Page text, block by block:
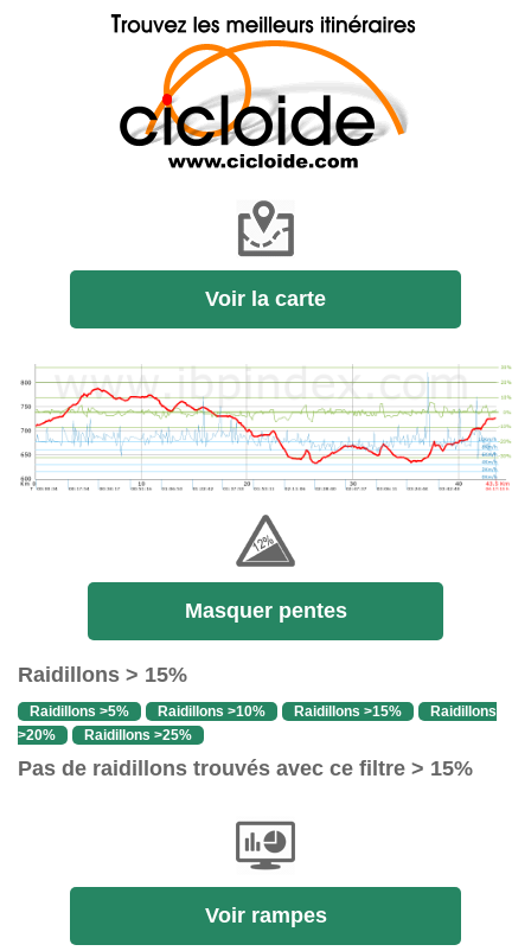
Voir la carte
Masquer pentes
Raidillons > 15%
Raidillons >5% Raidillons >10% Raidillons >15%
Raidillons
>20%
Raidillons >25%
Pas de raidillons trouvés avec ce filtre > 15%
Voir rampes